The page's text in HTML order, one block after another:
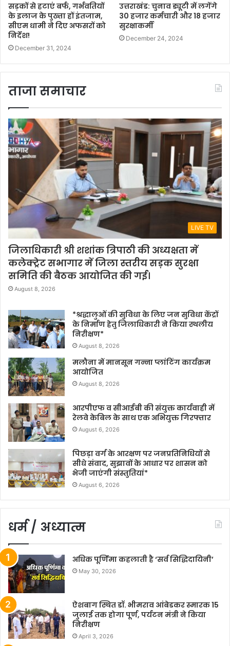
सड़कों से हटाएं बर्फ, गर्भवतियों
के इलाज के पुख्ता हों इंतजाम,
सीएम धामी ने दिए अफसरों को
निर्देश!
December 31, 2024
उत्तराखंड: चुनाव ड्यूटी में लगेंगे
30 हजार कर्मचारी और 18 हजार
सुरक्षाकर्मी
December 24, 2024
ताजा समाचार
LIVE TV
जिलाधिकारी श्री शशांक त्रिपाठी की अध्यक्षता में
कलेक्ट्रेट सभागार में जिला स्तरीय सड़क सुरक्षा
समिति की बैठक आयोजित की गई।
August 8, 2026
*श्रद्धालुओं की सुविधा के लिए जन सुविधा केंद्रों
के निर्माण हेतु जिलाधिकारी ने किया स्थलीय
निरीक्षण*
August 8, 2026
मलौना में मानसून गन्ना प्लांटिंग कार्यक्रम
आयोजित
August 8, 2026
आरपीएफ व सीआईबी की संयुक्त कार्यवाही में
रेलवे केबिल के साथ एक अभियुक्त गिरफ्तार
August 6, 2026
पिछड़ा वर्ग के आरक्षण पर जनप्रतिनिधियों से
सीधे संवाद, सुझावों के आधार पर शासन को
भेजी जाएंगी संस्तुतियां*
August 6, 2026
धर्म / अध्यात्म
अधिक पूर्णिमा कहलाती है ‘सर्व सिद्धिदायिनी’
May 30, 2026
ऐशबाग स्थित डॉ. भीमराव आंबेडकर स्मारक 15
जुलाई तक होगा पूर्ण, पर्यटन मंत्री ने किया
निरीक्षण
April 3, 2026